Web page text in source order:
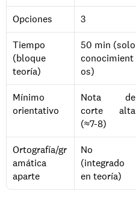
Opciones 3
Tiempo
(bloque
teoría)
50 min (solo
conocimient
os)
Mínimo
orientativo
Nota de
corte alta
(≈7-8)
Ortografía/gr
amática
aparte
No
(integrado
en teoría)